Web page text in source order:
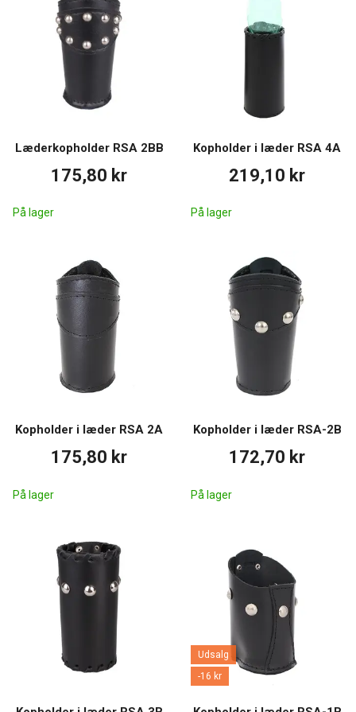
Læderkopholder RSA 2BB
175,80 kr
På lager
Kopholder i læder RSA 4A
219,10 kr
På lager
Kopholder i læder RSA 2A
175,80 kr
På lager
Kopholder i læder RSA-2B
172,70 kr
På lager
Udsalg
-16 kr